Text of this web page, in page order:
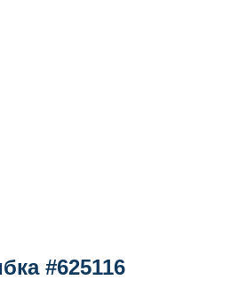
#625116